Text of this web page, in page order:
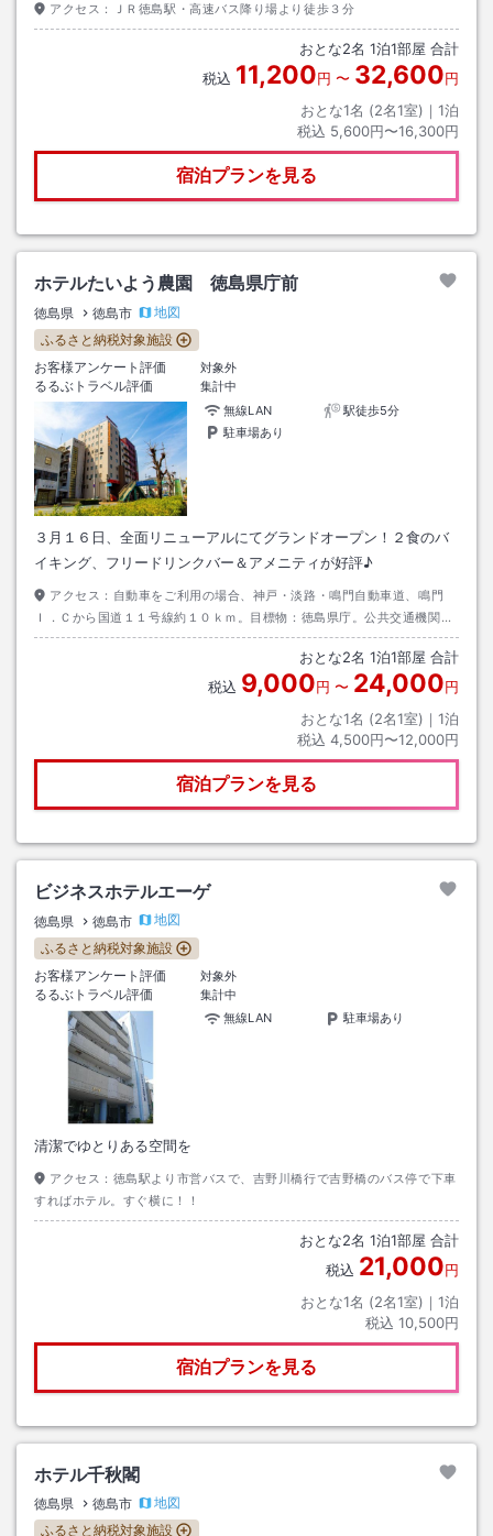
アクセス： ＪＲ徳島駅・高速バス降り場より徒歩３分
おとな2名 1泊1部屋 合計
税込 11,200円 〜 32,600円
おとな1名 (2名1室)｜ 1泊
税込 5,600円〜16,300円
宿泊プランを見る
ホテルたいよう農園 徳島県庁前
徳島県 徳島市
地図
ふるさと納税対象施設
お客様アンケート評価
対象外
るるぶトラベル評価
集計中
無線LAN
駅徒歩5分
駐車場あり
３月１６日、全面リニューアルにてグランドオープン！２食のバ
イキング、フリードリンクバー＆アメニティが好評♪
アクセス： 自動車をご利用の場合、神戸・淡路・鳴門自動車道、鳴門
Ｉ．Ｃから国道１１号線約１０ｋｍ。目標物：徳島県庁。公共交通機関ご
利用の場合、徳島駅前バスターミナルより乗車、県庁前バス停下車徒歩約
おとな2名 1泊1部屋 合計
税込 9,000円 〜 24,000円
おとな1名 (2名1室)｜ 1泊
税込 4,500円〜12,000円
宿泊プランを見る
ビジネスホテルエーゲ
徳島県 徳島市
地図
ふるさと納税対象施設
お客様アンケート評価
対象外
るるぶトラベル評価
集計中
無線LAN
駐車場あり
清潔でゆとりある空間を
アクセス： 徳島駅より市営バスで、吉野川橋行で吉野橋のバス停で下車
すればホテル。すぐ横に！！
おとな2名 1泊1部屋 合計
税込 21,000円
おとな1名 (2名1室)｜ 1泊
税込 10,500円
宿泊プランを見る
ホテル千秋閣
徳島県 徳島市
地図
ふるさと納税対象施設